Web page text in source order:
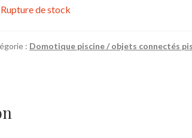
Rupture de stock
: Domotique piscine / objets connectés